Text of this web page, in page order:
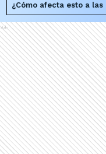
¿Cómo afecta esto a
Ads